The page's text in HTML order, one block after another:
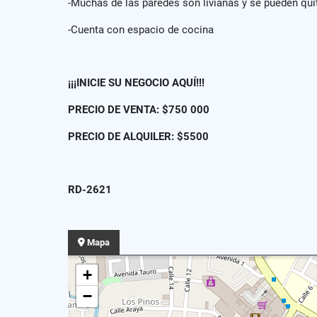
-Muchas de las paredes son livianas y se pueden
-Cuenta con espacio de cocina
¡¡¡INICIE SU NEGOCIO AQUÍ!!!
PRECIO DE VENTA: $750 000
PRECIO DE ALQUILER: $5500
RD-2621
Mapa
+
−